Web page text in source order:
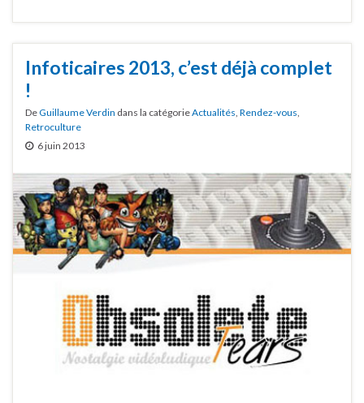
Infoticaires 2013, c’est déjà complet
!
DeGuillaume Verdin dans la catégorieActualités Rendez-vous
Retroculture
6 juin 2013